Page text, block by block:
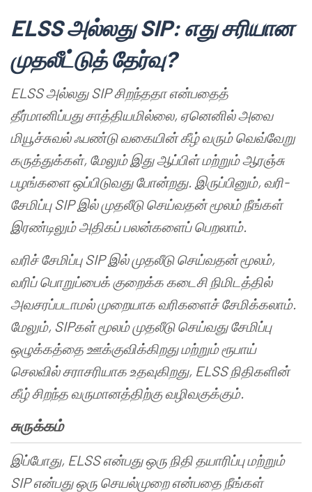
ELSSஅல்லதுSIP:எதுசரியான
முதலீட்டுத் தேர்வு?
ELSSஅல்லதுSIPசிறந்ததாஎன்பதைத்
தீர்மானிப்பதுசாத்தியமில்லை, ஏனெனில்அவை
மியூச்சுவல்ஃபண்டு வகையின்கீழ் வரும் வெவ்வேறு
கருத்துக்கள், மேலும் இதுஆப்பிள்மற்றும்ஆரஞ்சு
பழங்களைஒப்பிடுவது போன்றது. இருப்பினும், வரி-
சேமிப்புSIPஇல்முதலீடு செய்வதன்மூலம் நீங்கள்
இரண்டிலும்அதிகப்பலன்களைப் பெறலாம்.
வரிச் சேமிப்புSIPஇல்முதலீடு செய்வதன்மூலம்,
வரிப் பொறுப்பைக்குறைக்ககடைசி நிமிடத்தில்
அவசரப்படாமல்முறையாக வரிகளைச் சேமிக்கலாம்.
மேலும், SIPகள்மூலம்முதலீடு செய்வது சேமிப்பு
ஒழுக்கத்தை ஊக்குவிக்கிறதுமற்றும்ரூபாய்
செலவில்சராசரியாக உதவுகிறது, ELSSநிதிகளின்
கீழ்சிறந்த வருமானத்திற்கு வழிவகுக்கும்.
சுருக்கம்
இப்போது, ELSSஎன்பதுஒரு நிதிதயாரிப்புமற்றும்
SIPஎன்பதுஒரு செயல்முறைஎன்பதை நீங்கள்